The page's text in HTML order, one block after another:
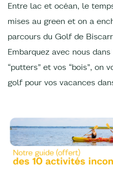
Entre lac et océan, le
mises au green et on a
parcours du Golf de
Embarquez avec nous
“putters” et vos “bois”, on
golf pour vos vacances